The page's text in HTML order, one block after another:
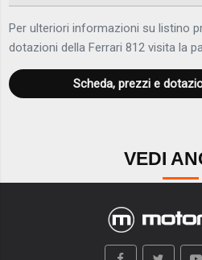
Per ulteriori informazioni su listino
dotazioni della Ferrari 812 visita la
Scheda, prezzi e
VEDI